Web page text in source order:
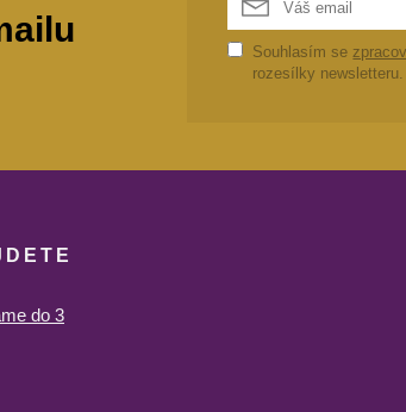
Souhlasím se
rozesílky newsletteru.
do 3